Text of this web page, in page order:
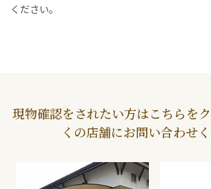
ください。
現物確認をされたい方はこちらを
くの店舗にお問い合わせ